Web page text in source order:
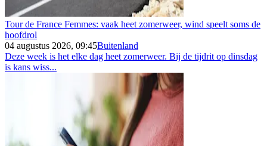
Tour de France Femmes: vaak heet zomerweer, wind speelt soms de
hoofdrol
04 augustus 2026, 09:45Buitenland
Deze week is het elke dag heet zomerweer. Bij de tijdrit op dinsdag
is kans wiss...